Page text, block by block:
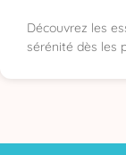
Découvrez les
sérénité dès les